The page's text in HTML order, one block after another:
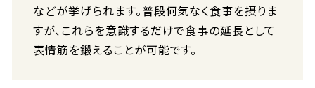
などが挙げられます。普段何気なく食事を摂りま
すが、これらを意識するだけで食事の延長として
表情筋を鍛えることが可能です。